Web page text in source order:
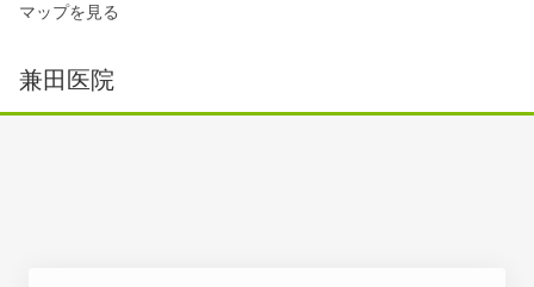
マップを見る
兼田医院